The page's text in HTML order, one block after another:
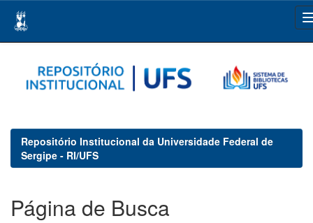
navigation
Repositório Institucional da Universidade Federal de
Sergipe - RI/UFS
Página de Busca